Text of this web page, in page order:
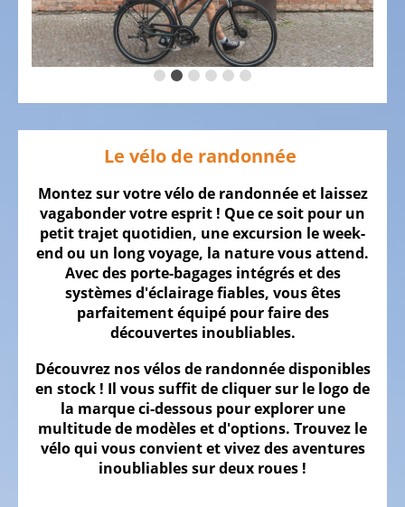
NOUS
NOTRE
VÉLO
d'enfant
Vélos
de
course,
vélos
triathlon,
la
montre
Vélos
gravel
Le vélo de randonnée
Montez sur votre vélo de randonnée et laissez
vagabonder votre esprit ! Que ce soit pour un
petit trajet quotidien, une excursion le week-
end ou un long voyage, la nature vous attend.
Avec des porte-bagages intégrés et des
systèmes d'éclairage fiables, vous êtes
parfaitement équipé pour faire des
découvertes inoubliables.
Découvrez nos vélos de randonnée disponibles
en stock ! Il vous suffit de cliquer sur le logo de
la marque ci-dessous pour explorer une
multitude de modèles et d'options. Trouvez le
vélo qui vous convient et vivez des aventures
inoubliables sur deux roues !